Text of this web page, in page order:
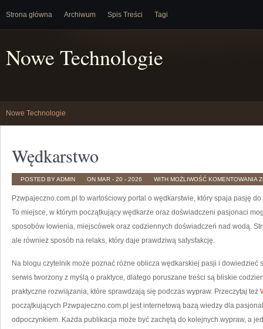
Strona główna Archiwum Spis Treści Tagi
Nowe Technologie
Nowe Technologie
Wędkarstwo
POSTED BY ADMIN ON MAR - 20 - 2026 WITH MOŻLIWOŚĆ KOMENTOWANIA
Pzwpajeczno.com.pl to wartościowy portal o wędkarstwie, który spaja pasję
To miejsce, w którym początkujący wędkarze oraz doświadczeni pasjonaci
sposobów łowienia, miejscówek oraz codziennych doświadczeń nad wodą.
ale również sposób na relaks, który daje prawdziwą satysfakcję.
Na blogu czytelnik może poznać różne oblicza wędkarskiej pasji i dowiedzieć
serwis tworzony z myślą o praktyce, dlatego poruszane treści są bliskie
praktyczne rozwiązania, które sprawdzają się podczas wypraw. Przeczytaj też
początkujących Pzwpajeczno.com.pl jest internetową bazą wiedzy dla
odpoczynkiem. Każda publikacja może być zachętą do kolejnych wypraw, a